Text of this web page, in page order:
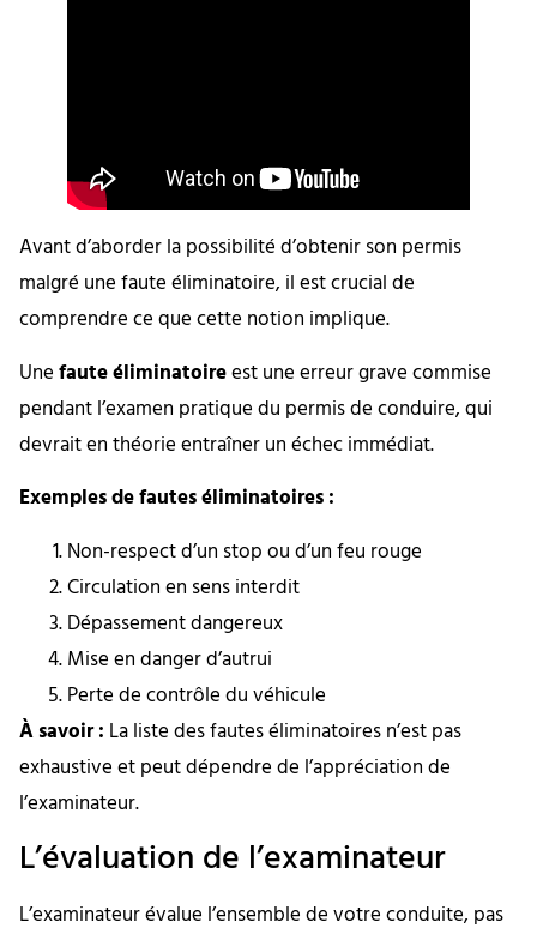
Avant d’aborder la possibilité d’obtenir son permis
malgré une faute éliminatoire, il est crucial de
comprendre ce que cette notion implique.
Unefaute éliminatoireest une erreur grave commise
pendant l’examen pratique du permis de conduire, qui
devrait en théorie entraîner un échec immédiat.
Exemples de fautes éliminatoires :
Non-respect d’un stop ou d’un feu rouge
Circulation en sens interdit
Dépassement dangereux
Mise en danger d’autrui
Perte de contrôle du véhicule
À savoir : La liste des fautes éliminatoires n’est pas
exhaustive et peut dépendre de l’appréciation de
l’examinateur.
L’évaluation de l’examinateur
L’examinateur évalue l’ensemble de votre conduite, pas